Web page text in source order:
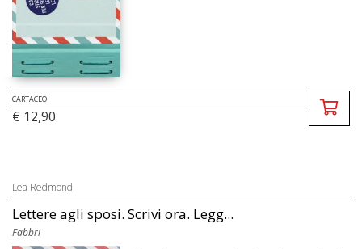
CARTACEO
€ 12,90
Lea Redmond
Lettere agli sposi. Scrivi ora. Legg...
Fabbri